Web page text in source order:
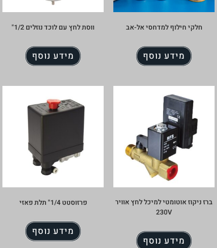
חלקי חילוף למדחסי אל-אב
מידע נוסף
ווסת לחץ עם לוכד נוזלים 1/2"
מידע נוסף
ברז ניקוז אוטומטי למיכל לחץ אוויר
230V
מידע נוסף
פרזוסטט 1/4" תלת פאזי
מידע נוסף